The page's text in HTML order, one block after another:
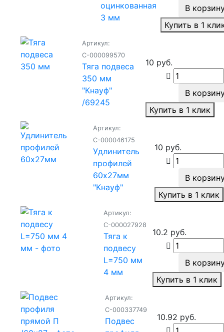
оцинкованная
3 мм
В
Купить в 1
Артикул:
С-000099570
Тяга подвеса
350 мм
"Кнауф"
/69245
10 руб.
В
Купить в 1 клик
Артикул:
С-000046175
Удлинитель
профилей
60х27мм
"Кнауф"
10 руб.
В
Купить в 1 клик
Артикул:
С-000027928
Тяга к
подвесу
L=750 мм
4 мм
10.2 руб.
В
Купить в 1 клик
Артикул:
С-000337749
Подвес
10.92 руб.